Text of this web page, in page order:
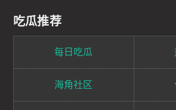
吃瓜推荐
每日吃瓜
海角社区